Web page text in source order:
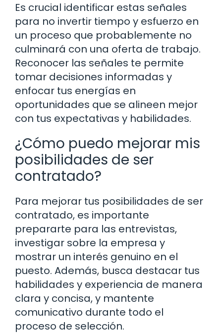
Es crucial identificar estas señales
para no invertir tiempo y esfuerzo en
un proceso que probablemente no
culminará con una oferta de trabajo.
Reconocer las señales te permite
tomar decisiones informadas y
enfocar tus energías en
oportunidades que se alineen mejor
con tus expectativas y habilidades.
¿Cómo puedo mejorar mis
posibilidades de ser
contratado?
Para mejorar tus posibilidades de ser
contratado, es importante
prepararte para las entrevistas,
investigar sobre la empresa y
mostrar un interés genuino en el
puesto. Además, busca destacar tus
habilidades y experiencia de manera
clara y concisa, y mantente
comunicativo durante todo el
proceso de selección.